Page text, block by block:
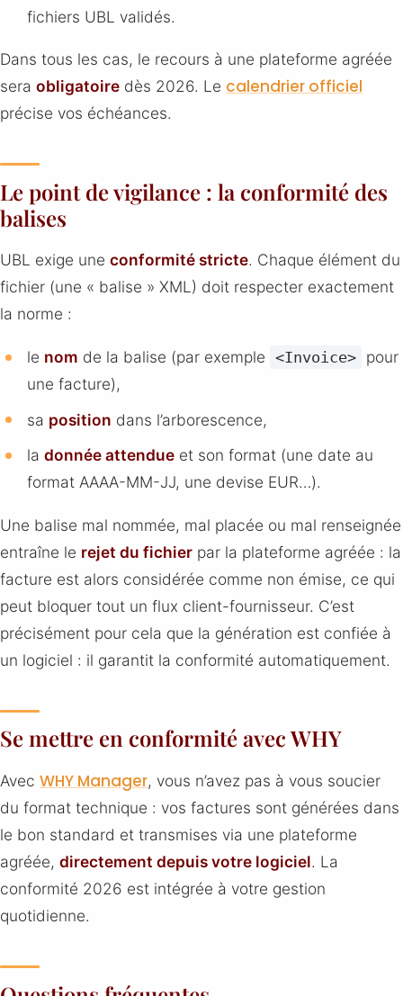
fichiers UBL validés.
Dans tous les cas, le recours à une plateforme agréée
sera obligatoire dès 2026. Le calendrier officiel
précise vos échéances.
Le point de vigilance : la conformité des
balises
UBL exige une conformité stricte. Chaque élément du
fichier (une « balise » XML) doit respecter exactement
la norme :
le nom de la balise (par exemple <Invoice> pour
une facture),
sa position dans l’arborescence,
ladonnée attendue et son format (une date au
format AAAA-MM-JJ, une devise EUR…).
Une balise mal nommée, mal placée ou mal renseignée
entraîne le rejet du fichier par la plateforme agréée : la
facture est alors considérée comme non émise, ce qui
peut bloquer tout un flux client-fournisseur. C’est
précisément pour cela que la génération est confiée à
un logiciel : il garantit la conformité automatiquement.
Se mettre en conformité avec WHY
Avec WHY Manager, vous n’avez pas à vous soucier
du format technique : vos factures sont générées dans
le bon standard et transmises via une plateforme
agréée, directement depuis votre logiciel. La
conformité 2026 est intégrée à votre gestion
quotidienne.